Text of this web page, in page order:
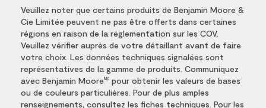
Veuillez noter que certains produits de Benjamin Moore &
Cie Limitée peuvent ne pas être offerts dans certaines
régions en raison de la réglementation sur les COV.
Veuillez vérifier auprès de votre détaillant avant de faire
votre choix. Les données techniques signalées sont
représentatives de la gamme de produits. Communiquez
avec Benjamin Moore MD pour obtenir les valeurs de bases
ou de couleurs particulières. Pour de plus amples
renseignements, consultez les fiches techniques. Pour les